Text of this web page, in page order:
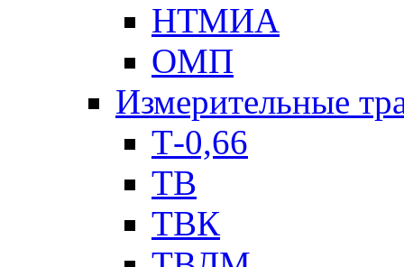
НТМИА
ОМП
Измерительные
Т-0,66
ТВ
ТВК